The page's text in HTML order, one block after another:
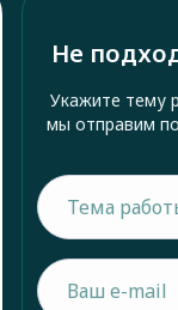
Не
Укажите тему
мы отправим